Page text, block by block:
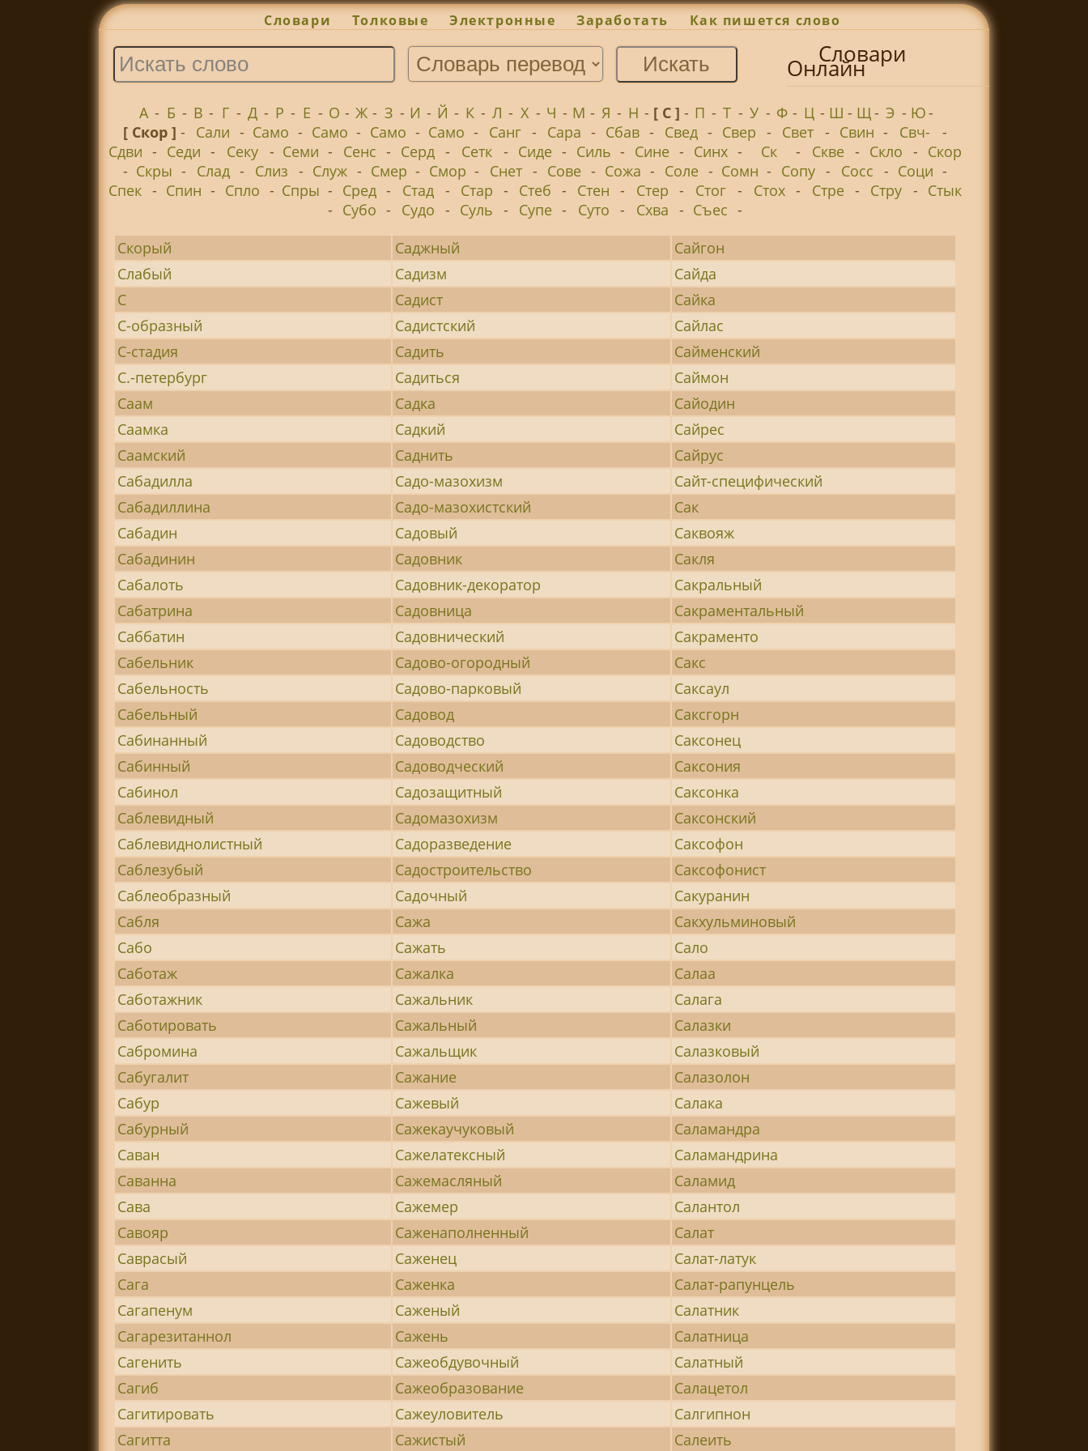
Словари Толковые Электронные Заработать Как пишется слово
Словари
Онлайн
А - Б - В - Г - Д - Р - Е - О - Ж - З - И - Й - К - Л - Х - Ч - М - Я - Н - [ С ] - П - Т - У - Ф - Ц - Ш - Щ- Э - Ю-
[ Скор ]- Сали - Само - Само - Само - Само - Санг - Сара - Сбав - Свед - Свер - Свет - Свин - Свч-
-
Сдви - Седи - Секу - Семи - Сенс - Серд - Сетк - Сиде - Силь - Сине - Синх - Ск - Скве - Скло - Скор
- Скры - Слад - Слиз - Служ - Смер - Смор - Снет - Сове - Сожа - Соле - Сомн - Сопу - Сосс - Соци -
Спек - Спин - Спло - Спры - Сред - Стад - Стар - Стеб - Стен - Стер - Стог - Стох - Стре - Стру - Стык
- Субо - Судо - Суль - Супе - Суто - Схва - Съес -
Скорый
Саджный
Сайгон
Слабый
Садизм
Сайда
С
Садист
Сайка
С-образный
Садистский
Сайлас
С-стадия
Садить
Сайменский
С.-петербург
Садиться
Саймон
Саам
Садка
Сайодин
Саамка
Садкий
Сайрес
Саамский
Саднить
Сайрус
Сабадилла
Садо-мазохизм
Сайт-специфический
Сабадиллина
Садо-мазохистский
Сак
Сабадин
Садовый
Саквояж
Сабадинин
Садовник
Сакля
Сабалоть
Садовник-декоратор
Сакральный
Сабатрина
Садовница
Сакраментальный
Саббатин
Садовнический
Сакраменто
Сабельник
Садово-огородный
Сакс
Сабельность
Садово-парковый
Саксаул
Сабельный
Садовод
Саксгорн
Сабинанный
Садоводство
Саксонец
Сабинный
Садоводческий
Саксония
Сабинол
Садозащитный
Саксонка
Саблевидный
Садомазохизм
Саксонский
Саблевиднолистный
Садоразведение
Саксофон
Саблезубый
Садостроительство
Саксофонист
Саблеобразный
Садочный
Сакуранин
Сабля
Сажа
Сакхульминовый
Сабо
Сажать
Сало
Саботаж
Сажалка
Салаа
Саботажник
Сажальник
Салага
Саботировать
Сажальный
Салазки
Сабромина
Сажальщик
Салазковый
Сабугалит
Сажание
Салазолон
Сабур
Сажевый
Салака
Сабурный
Сажекаучуковый
Саламандра
Саван
Сажелатексный
Саламандрина
Саванна
Сажемасляный
Саламид
Сава
Сажемер
Салантол
Савояр
Саженаполненный
Салат
Саврасый
Саженец
Салат-латук
Сага
Саженка
Салат-рапунцель
Сагапенум
Саженый
Салатник
Сагарезитаннол
Сажень
Салатница
Сагенить
Сажеобдувочный
Салатный
Сагиб
Сажеобразование
Салацетол
Сагитировать
Сажеуловитель
Салгипнон
Сагитта
Сажистый
Салеить